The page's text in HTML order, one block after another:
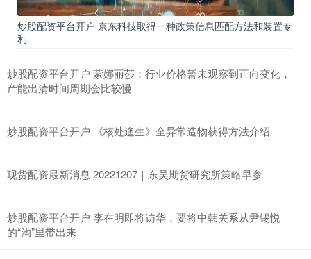
炒股配资平台开户 京东科技取得一种政策信息匹配方法和装置专
利
炒股配资平台开户 蒙娜丽莎：行业价格暂未观察到正向变化，
产能出清时间周期会比较慢
炒股配资平台开户 《核处逢生》全异常造物获得方法介绍
现货配资最新消息 20221207｜东吴期货研究所策略早参
炒股配资平台开户 李在明即将访华，要将中韩关系从尹锡悦
的“沟”里带出来